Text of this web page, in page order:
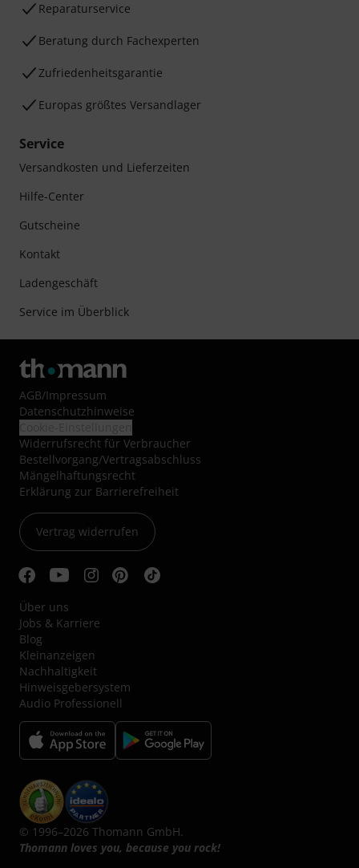
Reparaturservice
Beratung durch Fachexperten
Zufriedenheitsgarantie
Europas größtes Versandlager
Service
Versandkosten und Lieferzeiten
Hilfe-Center
Gutscheine
Kontakt
Ladengeschäft
Service im Überblick
AGB/Impressum
Datenschutzhinweise
Widerrufsrecht für Verbraucher
Bestellvorgang/Vertragsabschluss
Mängelhaftungsrecht
Erklärung zur Barrierefreiheit
Vertrag widerrufen
Über uns
Jobs & Karriere
Blog
Kleinanzeigen
Nachhaltigkeit
Hinweisgebersystem
Audio Professionell
© 1996–2026 Thomann GmbH.
Thomann loves you, because you rock!